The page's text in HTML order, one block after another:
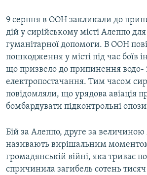
9 серпня в ООН закликали до
дій у сирійському місті Алеппо
гуманітарної допомоги. В ООН
пошкодження у місті під час боїв
що призвело до припинення водо-
електропостачання. Тим часом
повідомляли, що урядова авіація
бомбардувати підконтрольні
Бій за Алеппо, друге за величиною
називають вирішальним
громадянській війні, яка триває
спричинила загибель сотень